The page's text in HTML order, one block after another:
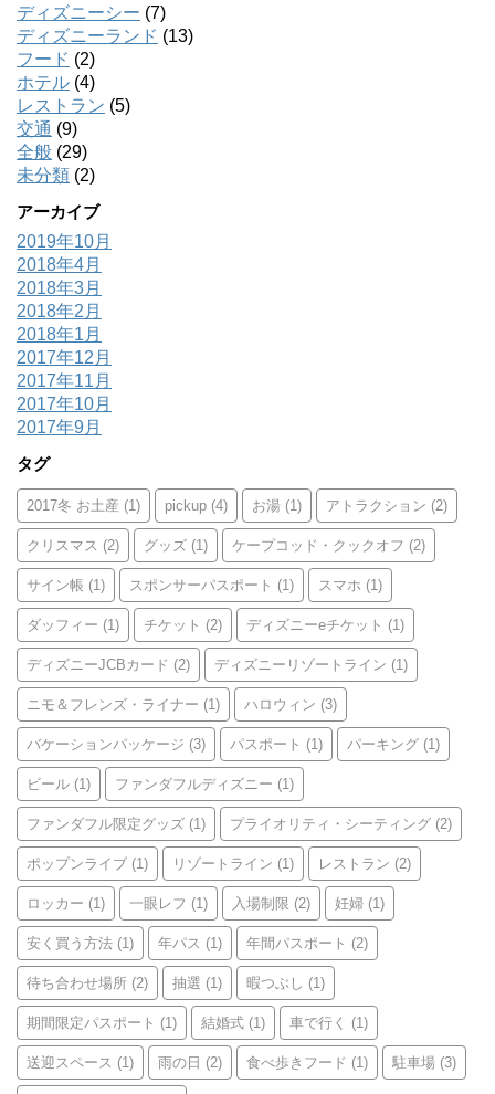
ディズニーシー (7)
ディズニーランド (13)
フード (2)
ホテル (4)
レストラン (5)
交通 (9)
全般 (29)
未分類 (2)
アーカイブ
2019年10月
2018年4月
2018年3月
2018年2月
2018年1月
2017年12月
2017年11月
2017年10月
2017年9月
タグ
2017冬 お土産 (1) pickup (4) お湯 (1) アトラクション (2)
クリスマス (2) グッズ (1) ケープコッド・クックオフ (2)
サイン帳 (1) スポンサーパスポート (1) スマホ (1)
ダッフィー (1) チケット (2) ディズニーeチケット (1)
ディズニーJCBカード (2) ディズニーリゾートライン (1)
ニモ＆フレンズ・ライナー (1) ハロウィン (3)
バケーションパッケージ (3) パスポート (1) パーキング (1)
ビール (1) ファンダフルディズニー (1)
ファンダフル限定グッズ (1) プライオリティ・シーティング (2)
ポップンライブ (1) リゾートライン (1) レストラン (2)
ロッカー (1) 一眼レフ (1) 入場制限 (2) 妊婦 (1)
安く買う方法 (1) 年パス (1) 年間パスポート (2)
待ち合わせ場所 (2) 抽選 (1) 暇つぶし (1)
期間限定パスポート (1) 結婚式 (1) 車で行く (1)
送迎スペース (1) 雨の日 (2) 食べ歩きフード (1) 駐車場 (3)